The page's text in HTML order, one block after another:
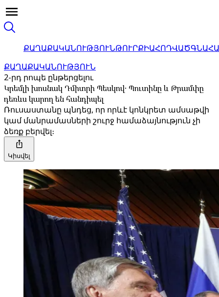
ՔԱՂԱՔԱԿԱՆՈՒԹՅՈՒՆԹՈՒՐՔԻԱՀՈԴՎԱԾ
ՔԱՂԱՔԱԿԱՆՈՒԹՅՈՒՆ
2-րդ րոպե ընթերցելու
Կրեմլի խոսնակ Դմիտրի Պեսկով․ Պուտինը և Թրամփը
դեռևս կարող են հանդիպել
Ռուսաստանը պնդեց, որ որևէ կոնկրետ ամսաթվի
կամ մանրամասների շուրջ համաձայնություն չի
ձեռք բերվել։
Կիսվել